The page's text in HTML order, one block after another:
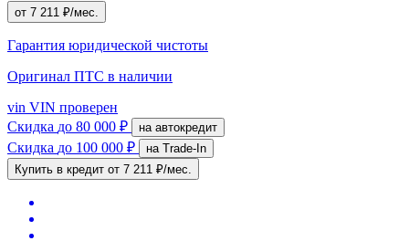
от 7 211 ₽/мес.
Гарантия юридической чистоты
Оригинал ПТС в наличии
vin VIN проверен
Скидка до 80 000 ₽ на автокредит
Скидка до 100 000 ₽
на Trade-In
Купить в кредит от 7 211 ₽/мес.